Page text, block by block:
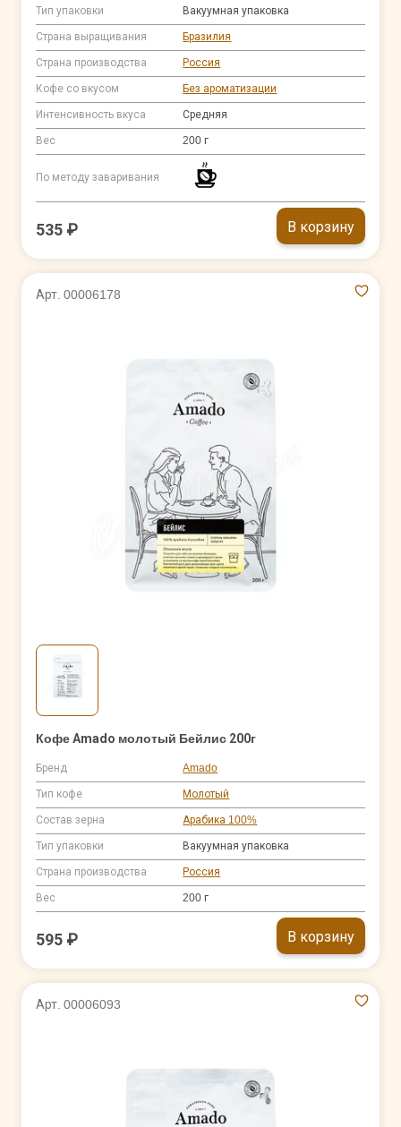
Тип упаковки Вакуумная упаковка
Страна выращивания Бразилия
Страна производства Россия
Кофе со вкусом Без ароматизации
Интенсивность вкуса Средняя
Вес 200 г
По методу заваривания
535 ₽ В корзину
Арт. 00006178
Кофе Amado молотый Бейлис 200г
Бренд Amado
Тип кофе Молотый
Состав зерна Арабика 100%
Тип упаковки Вакуумная упаковка
Страна производства Россия
Вес 200 г
595 ₽ В корзину
Арт. 00006093